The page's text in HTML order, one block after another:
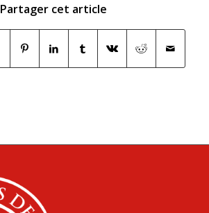
Partager cet article